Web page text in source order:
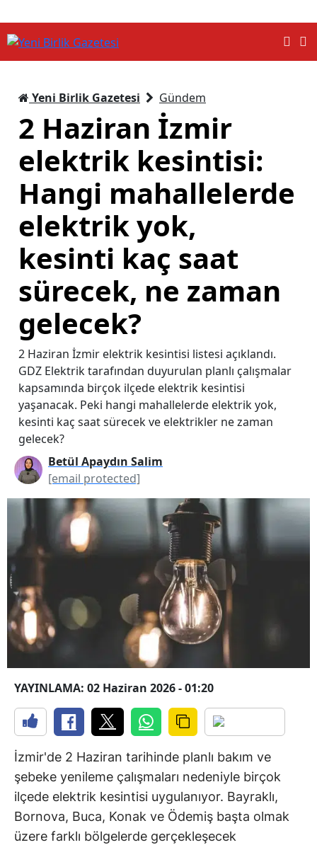
Yeni Birlik Gazetesi Gündem
2 Haziran İzmir
elektrik kesintisi:
Hangi mahallelerde
elektrik yok,
kesinti kaç saat
sürecek, ne zaman
gelecek?
2 Haziran İzmir elektrik kesintisi listesi açıklandı.
GDZ Elektrik tarafından duyurulan planlı çalışmalar
kapsamında birçok ilçede elektrik kesintisi
yaşanacak. Peki hangi mahallelerde elektrik yok,
kesinti kaç saat sürecek ve elektrikler ne zaman
gelecek?
Betül Apaydın Salim
[email protected]
YAYINLAMA: 02 Haziran 2026 - 01:20
İzmir'de 2 Haziran tarihinde planlı bakım ve
şebeke yenileme çalışmaları nedeniyle birçok
ilçede elektrik kesintisi uygulanıyor. Bayraklı,
Bornova, Buca, Konak ve Ödemiş başta olmak
üzere farklı bölgelerde gerçekleşecek